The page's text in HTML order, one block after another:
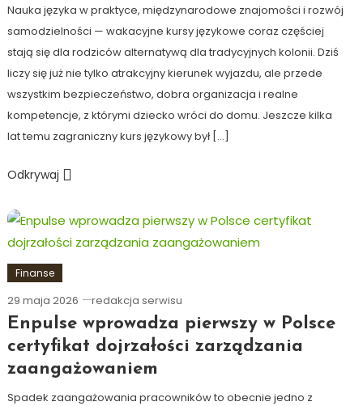
Nauka języka w praktyce, międzynarodowe znajomości i rozwój
samodzielności — wakacyjne kursy językowe coraz częściej
stają się dla rodziców alternatywą dla tradycyjnych kolonii. Dziś
liczy się już nie tylko atrakcyjny kierunek wyjazdu, ale przede
wszystkim bezpieczeństwo, dobra organizacja i realne
kompetencje, z którymi dziecko wróci do domu. Jeszcze kilka
lat temu zagraniczny kurs językowy był […]
Odkrywaj
Finanse
29 maja 2026 redakcja serwisu
Enpulse wprowadza pierwszy w Polsce
certyfikat dojrzałości zarządzania
zaangażowaniem
Spadek zaangażowania pracowników to obecnie jedno z